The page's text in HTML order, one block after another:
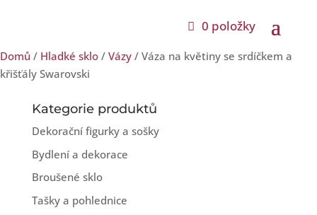
0 položky
Domů / Hladké sklo / Vázy / Váza na květiny se srdíčkem a
křišťály Swarovski
Kategorie produktů
Dekorační figurky a sošky
Bydlení a dekorace
Broušené sklo
Tašky a pohlednice